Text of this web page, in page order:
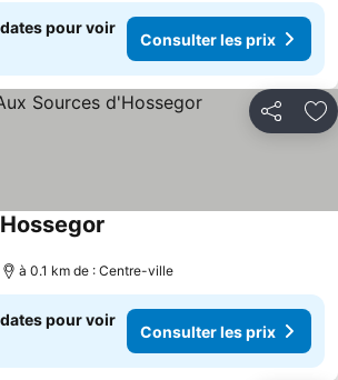
pour voir
Consulter les prix
Partager
à 0.1 km de : Centre-ville
pour voir
Consulter les prix